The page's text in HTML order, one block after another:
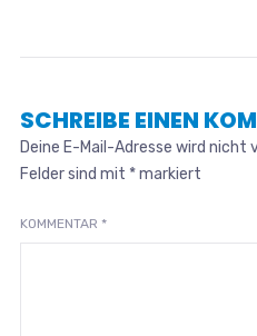
SCHREIBE EINEN
Deine E-Mail-Adresse wird
Felder sind mit *markiert
KOMMENTAR *